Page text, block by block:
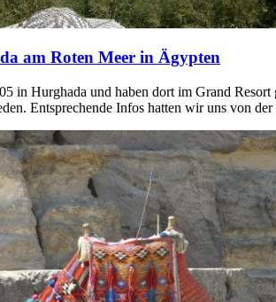
am Roten Meer in Ägypten
in Hurghada und haben dort im Grand
Entsprechende Infos hatten wir uns von